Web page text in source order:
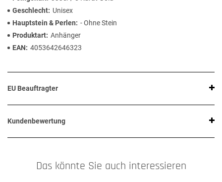
Geschlecht
Unisex
Hauptstein & Perlen
- Ohne Stein
Produktart Anhänger
EAN
4053642646323
EU Beauftragter
Kundenbewertung
Das könnte Sie auch interessieren